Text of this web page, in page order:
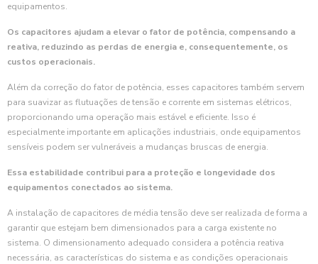
equipamentos.
Os capacitores ajudam a elevar o fator de potência, compensando a
reativa, reduzindo as perdas de energia e, consequentemente, os
custos operacionais.
Além da correção do fator de potência, esses capacitores também servem
para suavizar as flutuações de tensão e corrente em sistemas elétricos,
proporcionando uma operação mais estável e eficiente. Isso é
especialmente importante em aplicações industriais, onde equipamentos
sensíveis podem ser vulneráveis a mudanças bruscas de energia.
Essa estabilidade contribui para a proteção e longevidade dos
equipamentos conectados ao sistema.
A instalação de capacitores de média tensão deve ser realizada de forma a
garantir que estejam bem dimensionados para a carga existente no
sistema. O dimensionamento adequado considera a potência reativa
necessária, as características do sistema e as condições operacionais